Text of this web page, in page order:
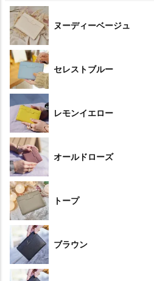
ヌーディーベージュ
セレストブルー
レモンイエロー
オールドローズ
トープ
ブラウン